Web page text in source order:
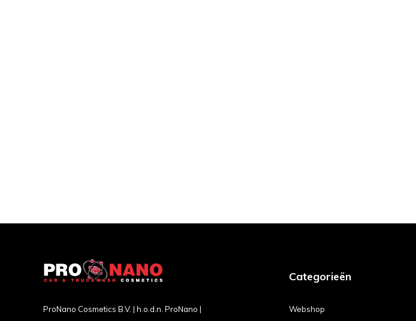
ProNano Cosmetics B.V. | h.o.d.n. ProNano |
Categorieën
Webshop